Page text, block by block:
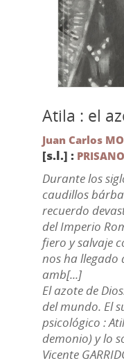
Atila : el
Juan Carlos
[s.l.] :
Durante los
caudillos
recuerdo
del Imperio
fiero y salvaje
nos ha llegado
amb[...]
El azote de
del mundo. El
psicológico :
demonio) y lo
Vicente